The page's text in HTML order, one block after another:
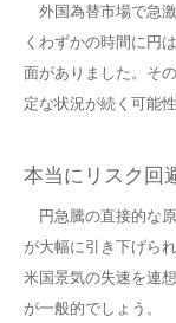
外国為替市場で急
くわずかの時間に円
面がありました。そ
定な状況が続く可能
本当にリスク回
円急騰の直接的な
が大幅に引き下げら
米国景気の失速を連
が一般的でしょう。